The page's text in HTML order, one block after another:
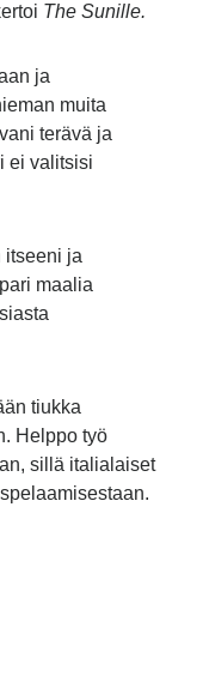
The Sunille.
ja
muita
terävä ja
ei valitsisi
itseeni ja
maalia
tiukka
Helppo työ
sillä italialaiset